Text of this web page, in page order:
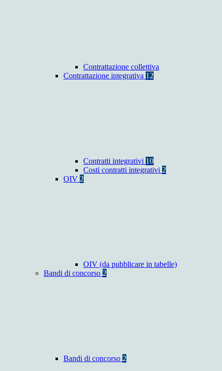
Contrattazione collettiva
Contrattazione integrativa 12
Contratti integrativi 10
Costi contratti integrativi 2
OIV 2
OIV (da pubblicare in tabelle)
Bandi di concorso 2
Bandi di concorso 2